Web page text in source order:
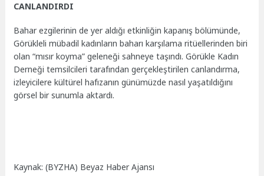
CANLANDIRDI
Bahar ezgilerinin de yer aldığı etkinliğin kapanış bölümünde,
Görükleli mübadil kadınların baharı karşılama ritüellerinden biri
olan “mısır koyma” geleneği sahneye taşındı. Görükle Kadın
Derneği temsilcileri tarafından gerçekleştirilen canlandırma,
izleyicilere kültürel hafızanın günümüzde nasıl yaşatıldığını
görsel bir sunumla aktardı.
Kaynak: (BYZHA) Beyaz Haber Ajansı